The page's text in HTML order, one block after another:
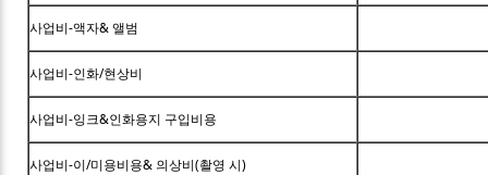
사업비-액자& 앨범
사업비-인화/현상비
사업비-잉크&인화용지 구입비용
사업비-이/미용비용& 의상비(촬영 시)